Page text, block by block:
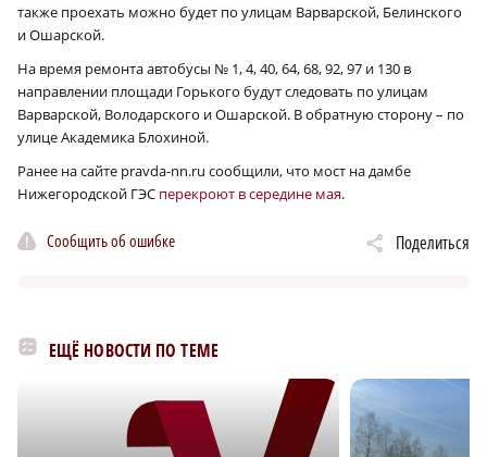
также проехать можно будет по улицам Варварской, Белинского
и Ошарской.
На время ремонта автобусы № 1, 4, 40, 64, 68, 92, 97 и 130 в
направлении площади Горького будут следовать по улицам
Варварской, Володарского и Ошарской. В обратную сторону – по
улице Академика Блохиной.
Ранее на сайте pravda-nn.ru сообщили, что мост на дамбе
Нижегородской ГЭС перекроют в середине мая.
Сообщить об ошибке Поделиться
ЕЩЁ НОВОСТИ ПО ТЕМЕ